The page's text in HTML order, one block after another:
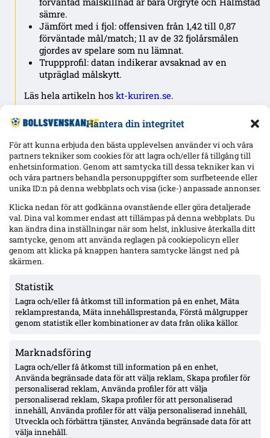
Hantera din integritet
För att kunna erbjuda den bästa upplevelsen använder vi och våra
partners tekniker som cookies för att lagra och/eller få tillgång till
enhetsinformation. Genom att samtycka till dessa tekniker kan vi
och våra partners behandla personuppgifter som surfbeteende eller
unika ID:n på denna webbplats och visa (icke-) anpassade annonser.
Klicka nedan för att godkänna ovanstående eller göra detaljerade
val. Dina val kommer endast att tillämpas på denna webbplats. Du
kan ändra dina inställningar när som helst, inklusive återkalla ditt
samtycke, genom att använda reglagen på cookiepolicyn eller
genom att klicka på knappen hantera samtycke längst ned på
skärmen.
Statistik
Lagra och/eller få åtkomst till information på en enhet, Mäta
reklamprestanda, Mäta innehållsprestanda, Förstå målgrupper
genom statistik eller kombinationer av data från olika källor.
Marknadsföring
Lagra och/eller få åtkomst till information på en enhet,
Använda begränsade data för att välja reklam, Skapa profiler för
personaliserad reklam, Använda profiler för att välja
personaliserad reklam, Skapa profiler för att personaliserad
innehåll, Använda profiler för att välja personaliserad innehåll,
Utveckla och förbättra tjänster, Använda begränsade data för att
välja innehåll.
sämre.
Jämfört med i fjol: offensiven från 1,42 till 0,87
förväntade mål/match; 11 av de 32 fjolårsmålen
gjordes av spelare som nu lämnat.
Truppprofil: datan indikerar avsaknad av en
utpräglad målskytt.
Läs hela artikeln hos kt-kuriren.se.
—
Degerfors: Målskillnad över tid och Netto-xG
(xG-xGA) över tid
Grafik: Bolldata.se
Källor: kt-kuriren.se bolldata.se